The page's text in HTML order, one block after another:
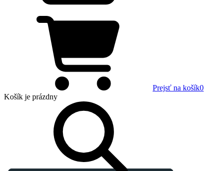
Prejsť na košík0
Košík je prázdny